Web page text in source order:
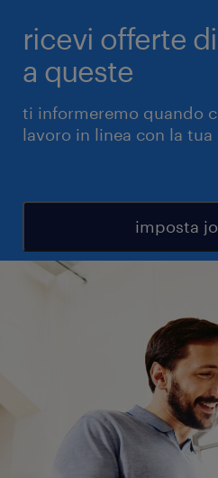
ricevi offerte
a queste
ti informeremo quando
lavoro in linea con la tua
imposta